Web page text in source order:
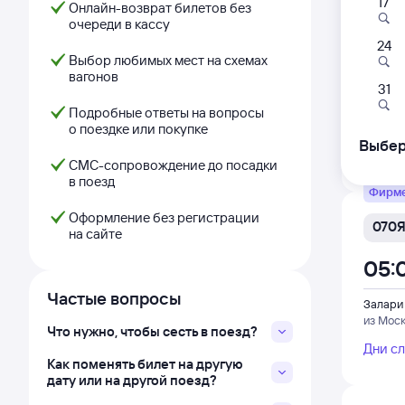
Онлайн-возврат билетов без
очереди в кассу
Выбор любимых мест на схемах
вагонов
Подробные ответы на вопросы
о поездке или покупке
СМС-сопровождение до посадки
в поезд
Оформление без регистрации
на сайте
Частые вопросы
Что нужно, чтобы сесть в поезд?
Как поменять билет на другую
дату или на другой поезд?
010Н
Залари
из
04:57
Дни
070Я
Залари
из
Дни
24
31